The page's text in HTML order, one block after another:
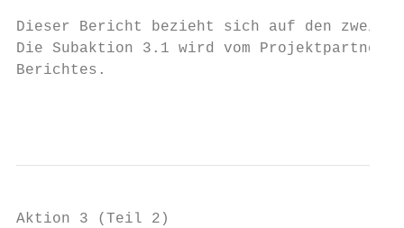
Dieser Bericht bezieht sich auf den
Die Subaktion 3.1 wird vom Projektpartner
Berichtes.
Aktion 3 (Teil 2)